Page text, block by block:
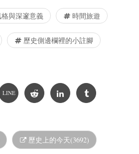
與深邃意義 時間旅遊
歷史側邊欄裡的小註腳
LINE
歷史上的今天(3692)